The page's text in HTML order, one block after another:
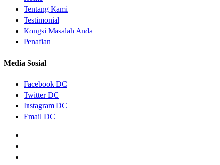
Tentang Kami
Testimonial
Kongsi Masalah Anda
Penafian
Media Sosial
Facebook DC
Twitter DC
Instagram DC
Email DC